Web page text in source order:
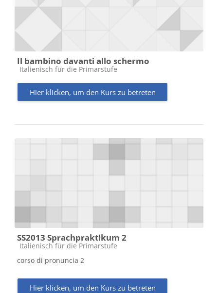
Il bambino davanti allo schermo
Kursbereich
Italienisch für die Primarstufe
Hier klicken, um den Kurs zu betreten
SS2013 Sprachpraktikum 2
Kursbereich
Italienisch für die Primarstufe
corso di pronuncia 2
Hier klicken, um den Kurs zu betreten